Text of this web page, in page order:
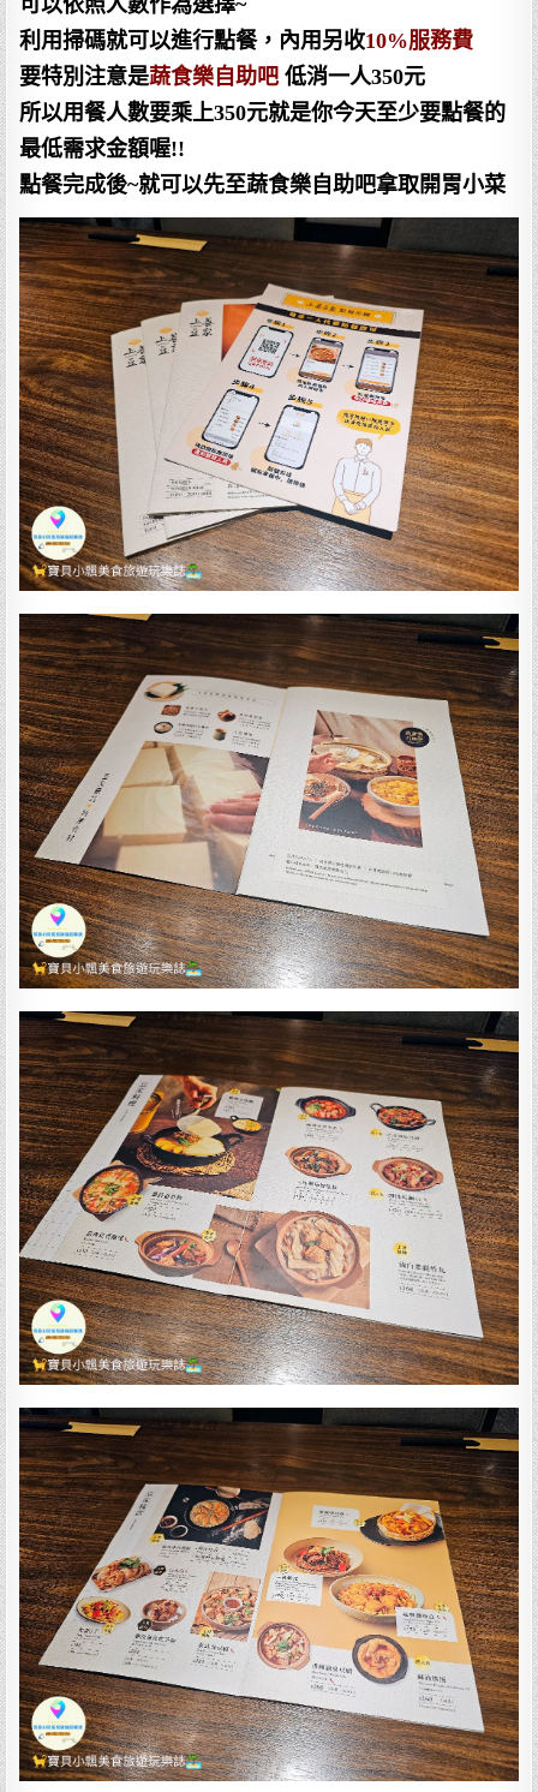
可以依照人數作為選擇~
利用掃碼就可以進行點餐，內用另收10%服務費
要特別注意是蔬食樂自助吧低消一人350元
所以用餐人數要乘上350元就是你今天至少要點餐的
最低需求金額喔!!
點餐完成後~就可以先至蔬食樂自助吧拿取開胃小菜